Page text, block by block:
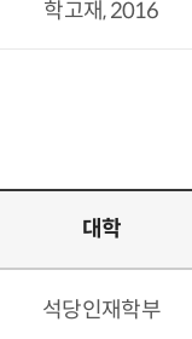
학고재, 2016
대학
석당인재학부